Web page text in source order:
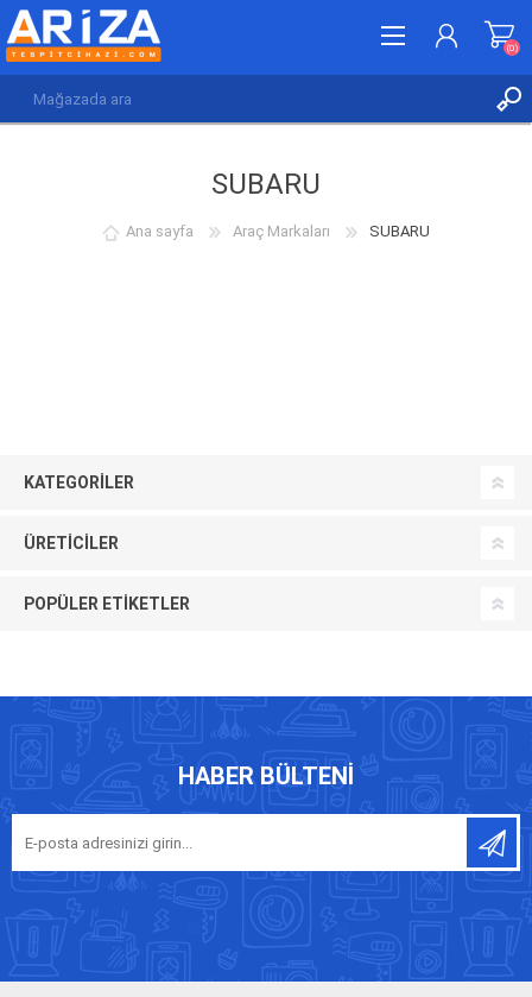
(0)
SUBARU
Ana sayfa Araç Markaları SUBARU
KATEGORILER
ÜRETICILER
POPÜLER ETIKETLER
HABER BÜLTENI